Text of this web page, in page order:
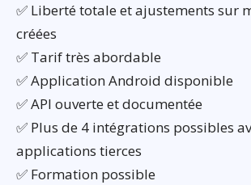
✅ Liberté totale et ajustements sur
créées
✅ Tarif très abordable
✅ Application Android disponible
✅ API ouverte et documentée
✅ Plus de 4 intégrations possibles
applications tierces
✅ Formation possible